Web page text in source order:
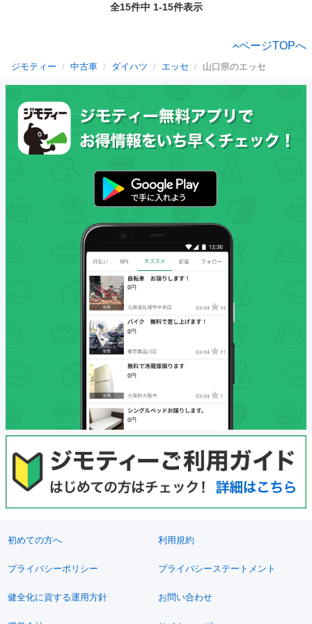
全15件中 1-15件表示
ページTOPへ
ジモティー 中古車 ダイハツ エッセ 山口県のエッセ
初めての方へ 利用規約
プライバシーポリシー プライバシーステートメント
健全化に資する運用方針 お問い合わせ